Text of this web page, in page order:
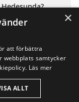
omgivande
×
att förbättra
webbplats samtycker
Läs mer
ALLT